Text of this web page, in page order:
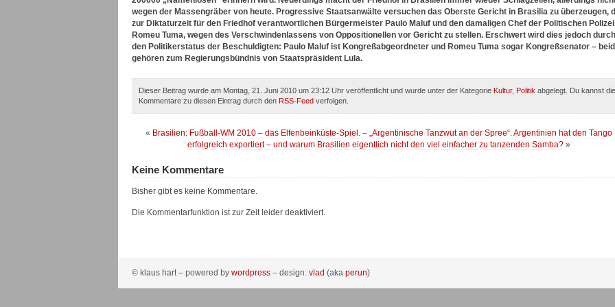
wegen der Massengräber von heute. Progressive Staatsanwälte versuchen das Oberste Gericht in Brasilia zu überzeugen,
zur Diktaturzeit für den Friedhof verantwortlichen Bürgermeister Paulo Maluf und den damaligen Chef der Politischen
Romeu Tuma, wegen des Verschwindenlassens von Oppositionellen vor Gericht zu stellen. Erschwert wird dies jedoch durch
den Politikerstatus der Beschuldigten: Paulo Maluf ist Kongreßabgeordneter und Romeu Tuma sogar Kongreßsenator –
gehören zum Regierungsbündnis von Staatspräsident Lula.
Dieser Beitrag wurde am Montag, 21. Juni 2010 um 23:12 Uhr veröffentlicht und wurde unter der Kategorie Kultur, Politik abgelegt. Du kannst die
Kommentare zu diesen Eintrag durch den RSS-Feed verfolgen.
« Brasilien: Fußball-WM 2010 – das Elfenbeinküste-Spiel. – „Argentinische Tanzwut an der Spree“. Argentinien hat den Tango
erfolgreich exportiert – und warum Brasilien eigentlich nicht den viel einfacher zu tanzenden Samba? »
Keine Kommentare
Bisher gibt es keine Kommentare.
Die Kommentarfunktion ist zur Zeit leider deaktiviert.
© klaus hart – powered by wordpress – design: vlad (aka perun)